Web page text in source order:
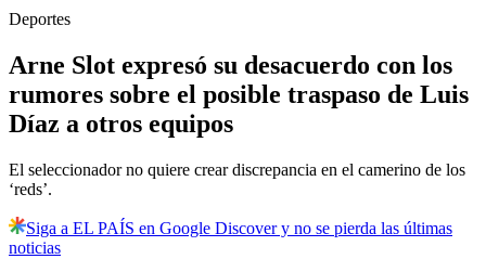
Deportes
Arne Slot expresó su desacuerdo con los
rumores sobre el posible traspaso de Luis
Díaz a otros equipos
El seleccionador no quiere crear discrepancia en el camerino de los
‘reds’.
Siga a EL PAÍS en Google Discover y no se pierda las últimas
noticias